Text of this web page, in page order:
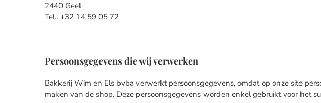
2440 Geel
Tel.: +32 14 59 05 72
Persoonsgegevens die wij verwerken
Bakkerij Wim en Els bvba verwerkt persoonsgegevens, omdat op onze site
maken van de shop. Deze persoonsgegevens worden enkel gebruikt voor het